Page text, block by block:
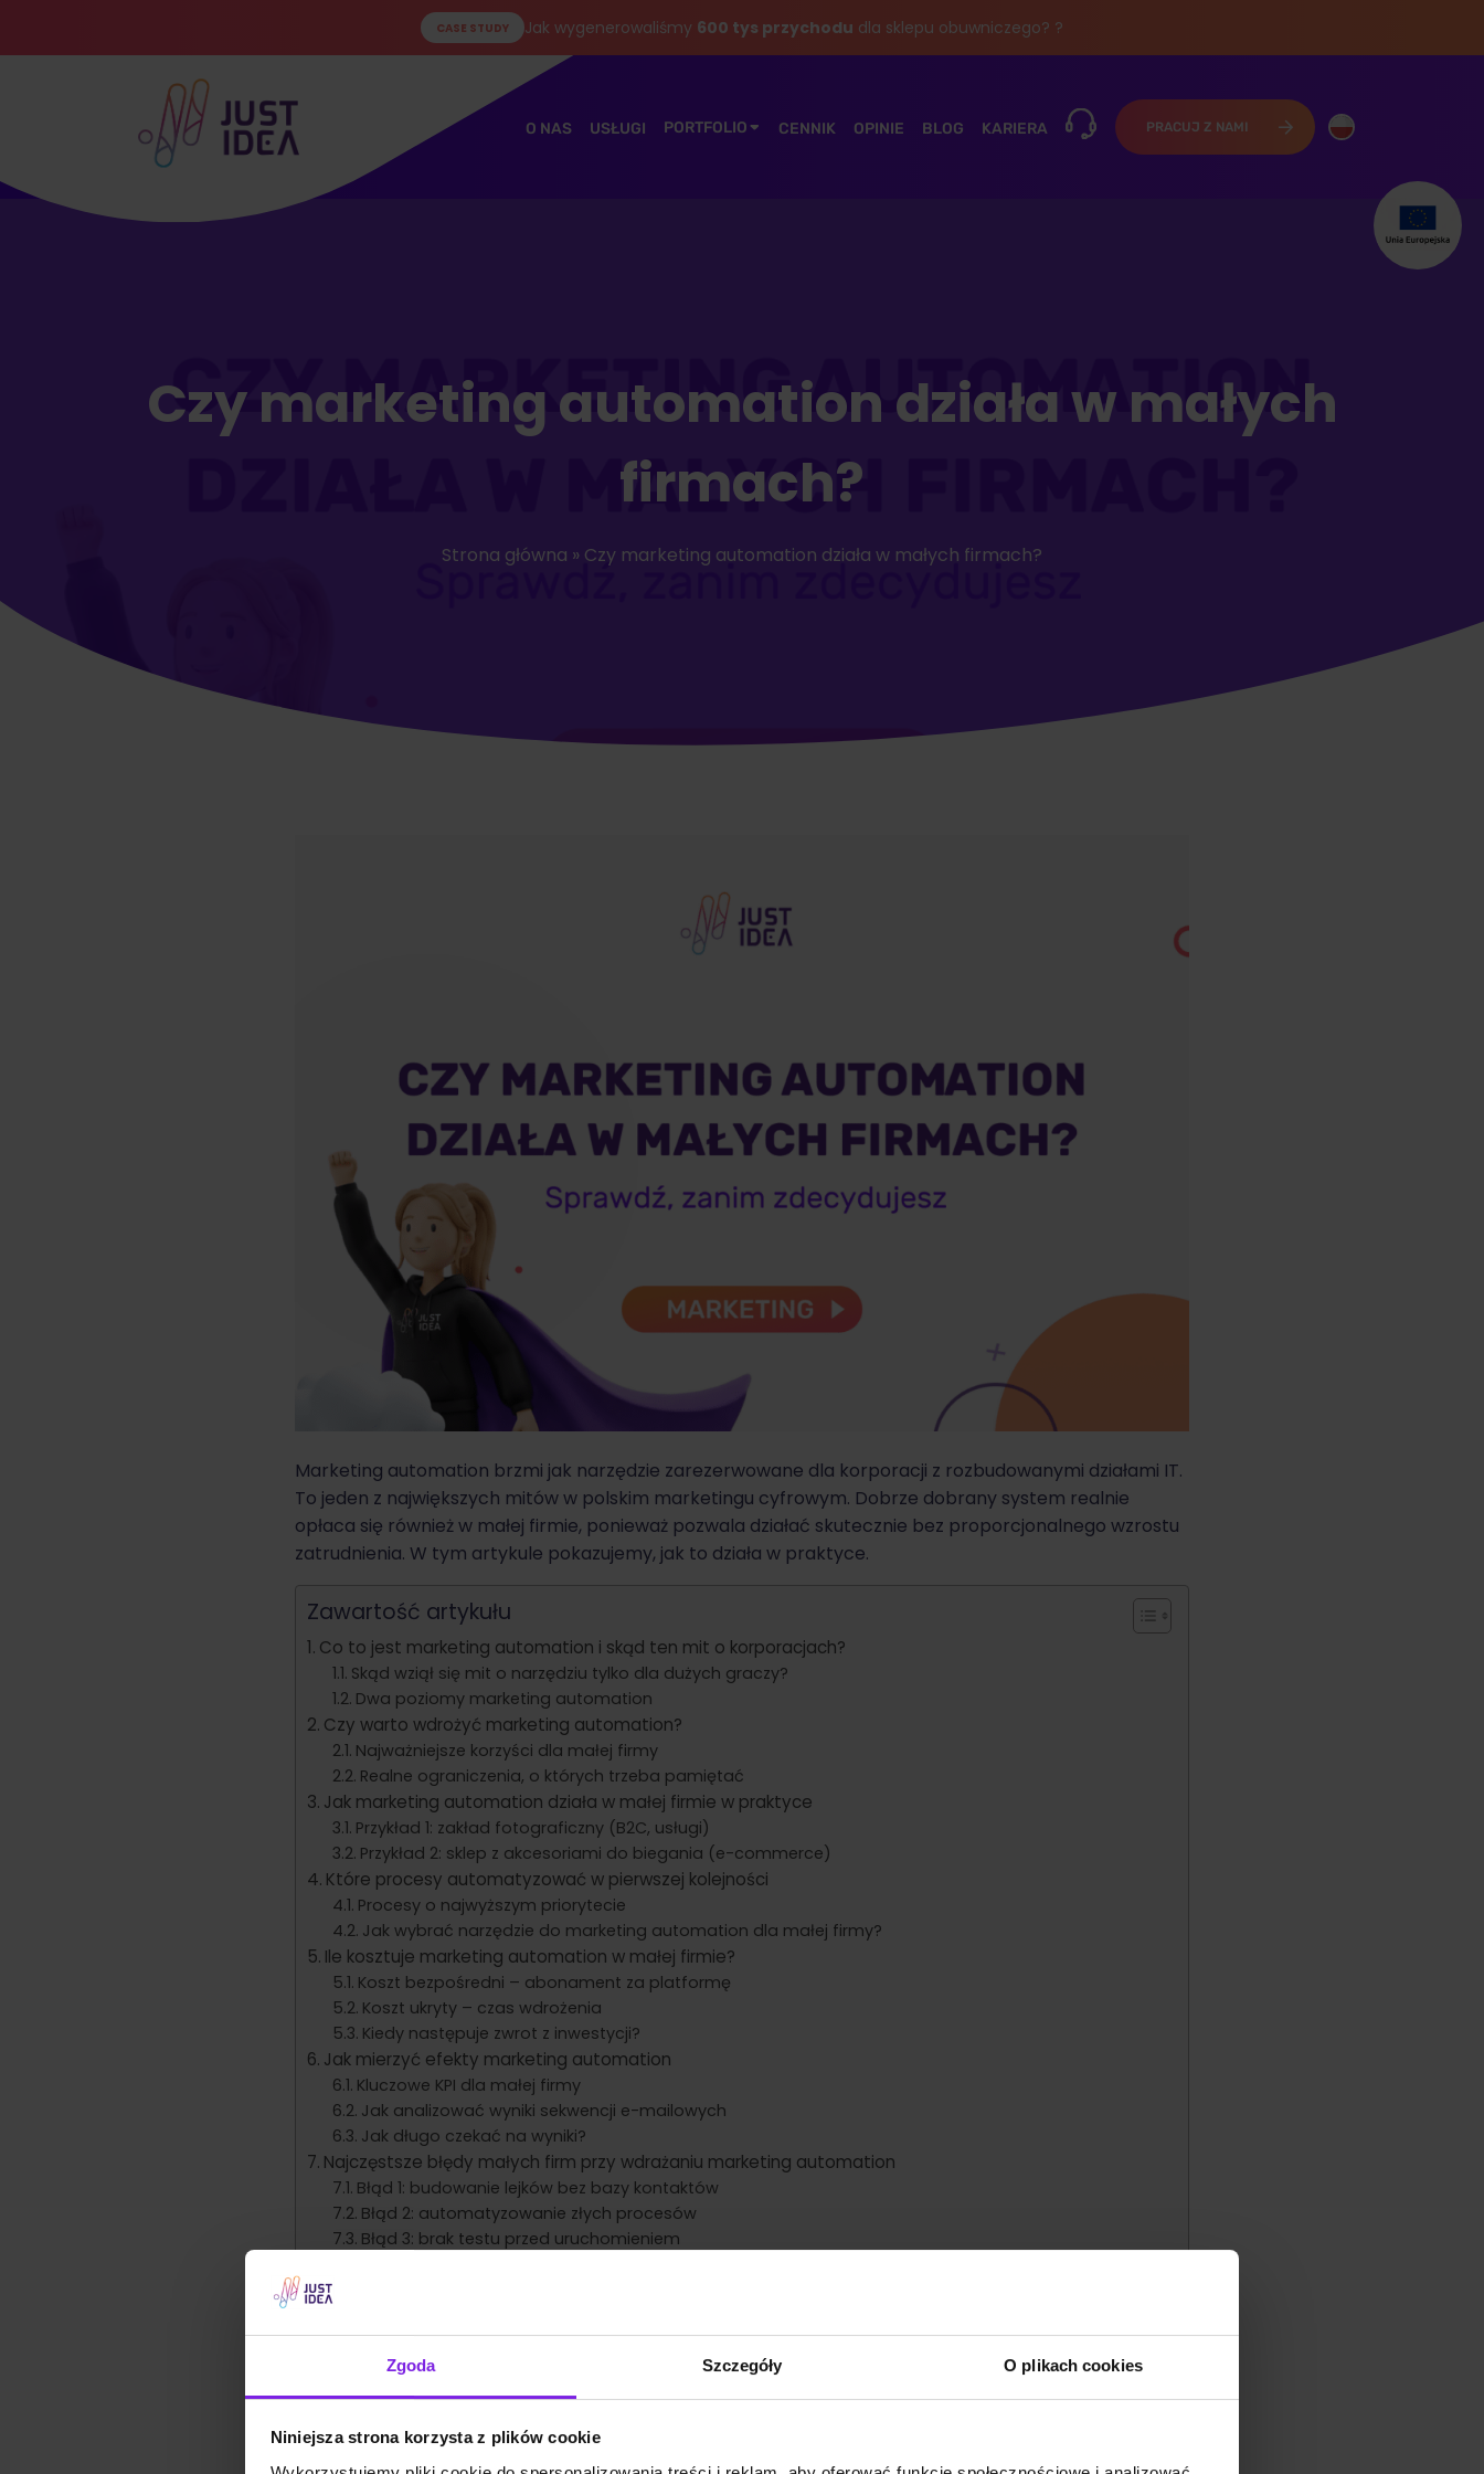
Zgoda Szczegóły O plikach cookies
Niniejsza strona korzysta z plików cookie
CASE STUDY Jak wygenerowaliśmy 600 tys przychodu dla sklepu obuwniczego? ?
O NAS USŁUGI PORTFOLIO CENNIK OPINIE BLOG KARIERA PRACUJ Z NAMI
Czy marketing automation działa w małych
firmach?
Strona główna » Czy marketing automation działa w małych firmach?
Marketing automation brzmi jak narzędzie zarezerwowane dla korporacji z rozbudowanymi działami IT.
To jeden z największych mitów w polskim marketingu cyfrowym. Dobrze dobrany system realnie
opłaca się również w małej firmie, ponieważ pozwala działać skutecznie bez proporcjonalnego wzrostu
zatrudnienia. W tym artykule pokazujemy, jak to działa w praktyce.
Zawartość artykułu
Co to jest marketing automation i skąd ten mit o korporacjach?
Skąd wziął się mit o narzędziu tylko dla dużych graczy?
Dwa poziomy marketing automation
Czy warto wdrożyć marketing automation?
Najważniejsze korzyści dla małej firmy
Realne ograniczenia, o których trzeba pamiętać
Jak marketing automation działa w małej firmie w praktyce
Przykład 1: zakład fotograficzny (B2C, usługi)
Przykład 2: sklep z akcesoriami do biegania (e-commerce)
Które procesy automatyzować w pierwszej kolejności
Procesy o najwyższym priorytecie
Jak wybrać narzędzie do marketing automation dla małej firmy?
Ile kosztuje marketing automation w małej firmie?
Koszt bezpośredni – abonament za platformę
Koszt ukryty – czas wdrożenia
Kiedy następuje zwrot z inwestycji?
Jak mierzyć efekty marketing automation
Kluczowe KPI dla małej firmy
Jak analizować wyniki sekwencji e-mailowych
Jak długo czekać na wyniki?
Najczęstsze błędy małych firm przy wdrażaniu marketing automation
Błąd 1: budowanie lejków bez bazy kontaktów
Błąd 2: automatyzowanie złych procesów
Błąd 3: brak testu przed uruchomieniem
Krok 1: Audyt obecnego stanu
Krok 2: Wybór narzędzia
Krok 3: Wybór procesu do wdrożenia
Krok 5: Uruchomienie, monitorowanie i optymalizacja
Przewagę buduje konsekwencja, nie budżet